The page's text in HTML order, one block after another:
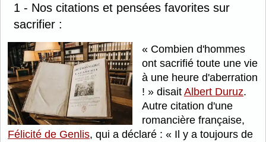
1 - Nos citations et pensées favorites sur
sacrifier :
Combien d'hommes
ont sacrifié toute une vie
à une heure d'aberration
!
disait Albert Duruz.
Autre citation d'une
romancière française,
Félicité de Genlis, qui a déclaré :
Il y a toujours de